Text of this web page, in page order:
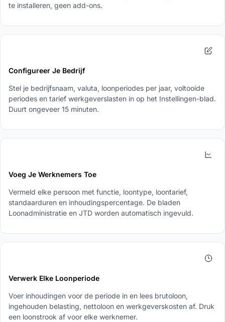
te installeren, geen add-ons.
Configureer Je Bedrijf
Stel je bedrijfsnaam, valuta, loonperiodes per jaar, voltooide
periodes en tarief werkgeverslasten in op het Instellingen-blad.
Duurt ongeveer 15 minuten.
Voeg Je Werknemers Toe
Vermeld elke persoon met functie, loontype, loontarief,
standaarduren en inhoudingspercentage. De bladen
Loonadministratie en JTD worden automatisch ingevuld.
Verwerk Elke Loonperiode
Voer inhoudingen voor de periode in en lees brutoloon,
ingehouden belasting, nettoloon en werkgeverskosten af. Druk
een loonstrook af voor elke werknemer.